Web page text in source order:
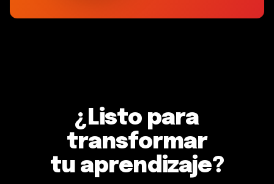
¿Listo para
transformar
tu aprendizaje?